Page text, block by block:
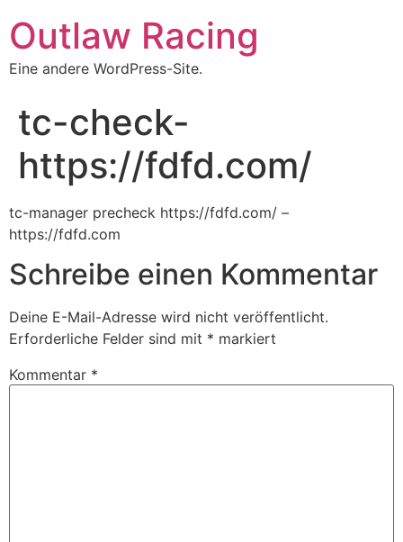
Outlaw Racing
Eine andere WordPress-Site.
tc-check-
https://fdfd.com/
tc-manager precheck https://fdfd.com/ –
https://fdfd.com
Schreibe einen Kommentar
Deine E-Mail-Adresse wird nicht veröffentlicht.
Erforderliche Felder sind mit * markiert
Kommentar *